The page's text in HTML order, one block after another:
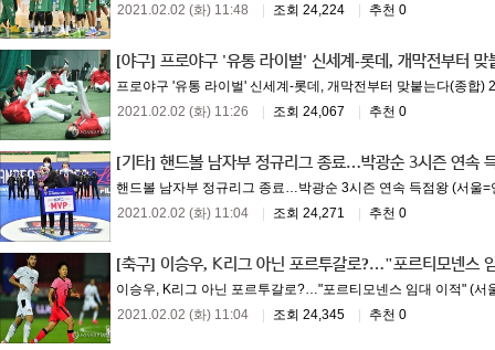
2021.02.02 (화) 11:48
조회 24,224 추천 0
[야구] 프로야구 '유통 라이벌' 신세계-롯데, 개막전부터 맞
프로야구 '유통 라이벌' 신세계-롯데, 개막전부터 맞붙는다(종합
2021.02.02 (화) 11:26
조회 24,067 추천 0
[기타] 핸드볼 남자부 정규리그 종료…박광순 3시즌 연속
핸드볼 남자부 정규리그 종료…박광순 3시즌 연속 득점왕 (서울
2021.02.02 (화) 11:04
조회 24,271 추천 0
[축구] 이승우, K리그 아닌 포르투갈로?…"포르티모넨스
이승우, K리그 아닌 포르투갈로?…"포르티모넨스 임대 이적" (
2021.02.02 (화) 11:04
조회 24,345 추천 0